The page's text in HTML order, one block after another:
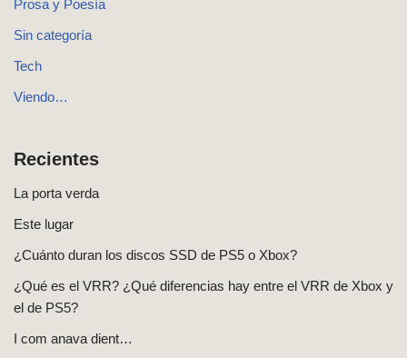
Prosa y Poesía
Sin categoría
Tech
Viendo…
Recientes
La porta verda
Este lugar
¿Cuánto duran los discos SSD de PS5 o Xbox?
¿Qué es el VRR? ¿Qué diferencias hay entre el VRR de Xbox y
el de PS5?
I com anava dient…